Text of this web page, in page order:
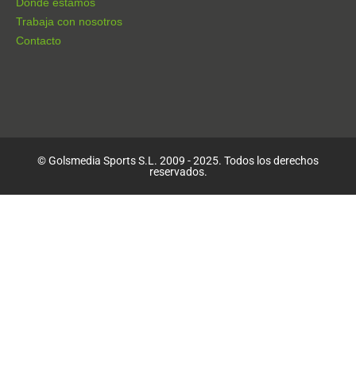
Trabaja con nosotros
Contacto
© Golsmedia Sports S.L. 2009 - 2025. Todos los derechos
reservados.